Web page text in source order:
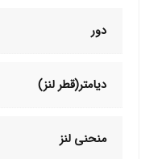
دور
دیامتر(قطر لنز)
منحنی لنز